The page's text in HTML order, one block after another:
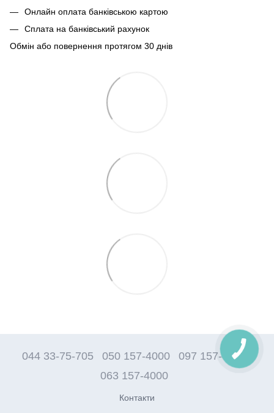
Онлайн оплата банківською картою
Сплата на банківський рахунок
Обмін або повернення протягом 30 днів
044 33-75-705 050 157-4000
097 157-4000
063 157-4000
Контакти